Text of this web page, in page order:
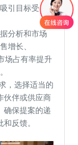
引目标受
分析和市场
增长、
场占有率提升
，选择适当的
伙伴或供应商
确保提案的递
反馈。